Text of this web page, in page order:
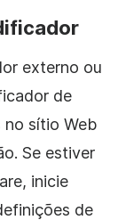
externo ou
de
sítio Web
Se estiver
inicie
de